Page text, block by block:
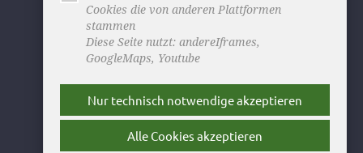
Youtube
Facebook
Instagram
Newsletter
Cookies die von anderen Plattformen
stammen
Diese Seite nutzt: andereIframes,
GoogleMaps, Youtube
Nur technisch notwendige akzeptieren
Alle Cookies akzeptieren